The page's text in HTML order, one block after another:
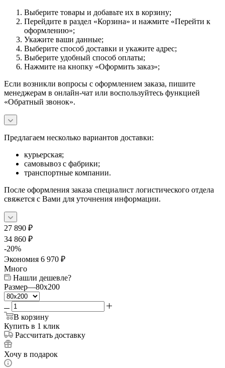
Выберите товары и добавьте их в корзину;
Перейдите в раздел «Корзина» и нажмите «Перейти к
оформлению»;
Укажите ваши данные;
Выберите способ доставки и укажите адрес;
Выберите удобный способ оплаты;
Нажмите на кнопку «Оформить заказ»;
Если возникли вопросы с оформлением заказа, пишите
менеджерам в онлайн-чат или воспользуйтесь функцией
«Обратный звонок».
Предлагаем несколько вариантов доставки:
курьерская;
самовывоз с фабрики;
транспортные компании.
После оформления заказа специалист логистического отдела
свяжется с Вами для уточнения информации.
27 890 ₽
34 860 ₽
-20%
Экономия 6 970 ₽
Много
Нашли дешевле?
Размер—80x200
В корзину
Купить в 1 клик
Рассчитать доставку
Хочу в подарок